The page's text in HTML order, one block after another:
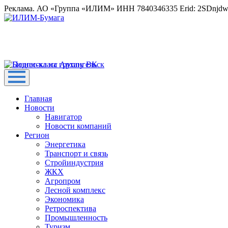
Реклама. АО «Группа «ИЛИМ» ИНН 7840346335 Erid:
Главная
Новости
Навигатор
Новости компаний
Регион
Энергетика
Транспорт и связь
Стройиндустрия
ЖКХ
Агропром
Лесной комплекс
Экономика
Ретроспектива
Промышленность